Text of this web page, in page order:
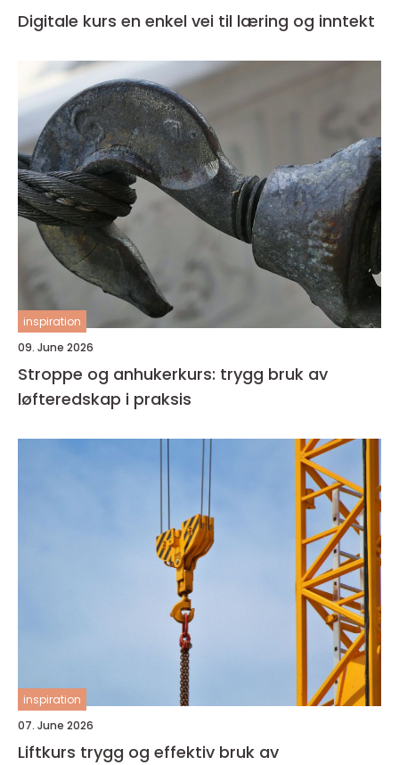
Digitale kurs en enkel vei til læring og inntekt
inspiration
09. June 2026
Stroppe og anhukerkurs: trygg bruk av
løfteredskap i praksis
inspiration
07. June 2026
Liftkurs trygg og effektiv bruk av